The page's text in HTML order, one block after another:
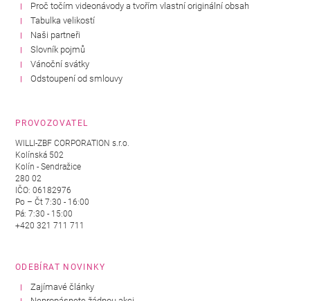
Proč točím videonávody a tvořím vlastní originální obsah
Tabulka velikostí
Naši partneři
Slovník pojmů
Vánoční svátky
Odstoupení od smlouvy
PROVOZOVATEL
WILLI-ZBF CORPORATION s.r.o.
Kolínská 502
Kolín - Sendražice
280 02
IČO: 06182976
Po – Čt 7:30 - 16:00
Pá: 7:30 - 15:00
+420 321 711 711
ODEBÍRAT NOVINKY
Zajímavé články